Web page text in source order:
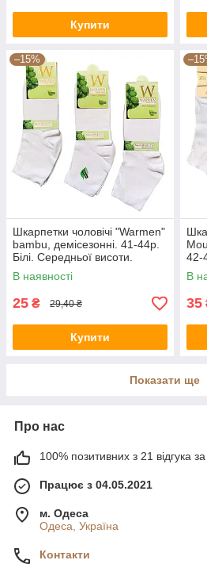
Купити
–15%
Шкарпетки чоловічі "Warmen"
bambu, демісезонні. 41-44р.
Білі. Середньої висоти.
В наявності
25 ₴ 29,40 ₴
Купити
42-
В
35
Показати ще
Про нас
100% позитивних з 21 відгука за
Працює з 04.05.2021
м. Одеса
Одеса, Україна
Контакти